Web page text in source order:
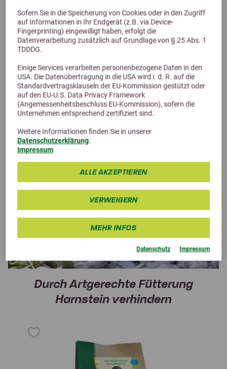
Sofern Sie in die Speicherung von Cookies oder in den Zugriff
auf Informationen in Ihr Endgerät (z.B. via Device-
Fingerprinting) eingewilligt haben, erfolgt die
Datenverarbeitung zusätzlich auf Grundlage von § 25 Abs. 1
TDDDG.
Einige Services verarbeiten personenbezogene Daten in den
USA. Die Datenübertragung in die USA wird i. d. R. auf die
Standardvertragsklauseln der EU-Kommission gestützt oder
auf den EU-U.S. Data Privacy Framework
(Angemessenheitsbeschluss EU-Kommission), sofern die
Unternehmen entsprechend zertifiziert sind.
Weitere Informationen finden Sie in unserer
Datenschutzerklärung.
Impressum
ALLE AKZEPTIEREN
VERWEIGERN
MEHR INFOS
Datenschutz Impressum
Brennnesselblätter können durch ihre wassertreibende
Wirkung unterstützend helfen.
Besonders wichtig ist eine ausreichende Versorgung
mit frischem Trinkwasser.
Der tägliche Wasserbedarf beim Kaninchen liegt bei
etwa 50–150 ml pro kg Körpergewicht.
Durch Artgerechte Fütterung
Harnstein verhindern